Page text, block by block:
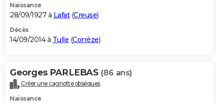
Naissance
28/09/1927 à Lafat(Creuse)
Décès
14/09/2014 à Tulle (Corrèze)
Georges PARLEBAS (86 ans)
Créer une cagnotte obsèques
Naissance